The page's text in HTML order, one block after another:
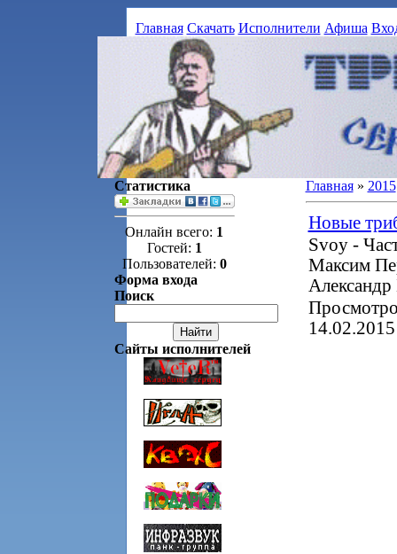
Главная Скачать Исполнители Афиша
Статистика
Онлайн всего: 1
Гостей: 1
Пользователей: 0
Форма входа
Поиск
Сайты исполнителей
Главная» 2015
Новые
Svoy -
Максим
14.02.2015